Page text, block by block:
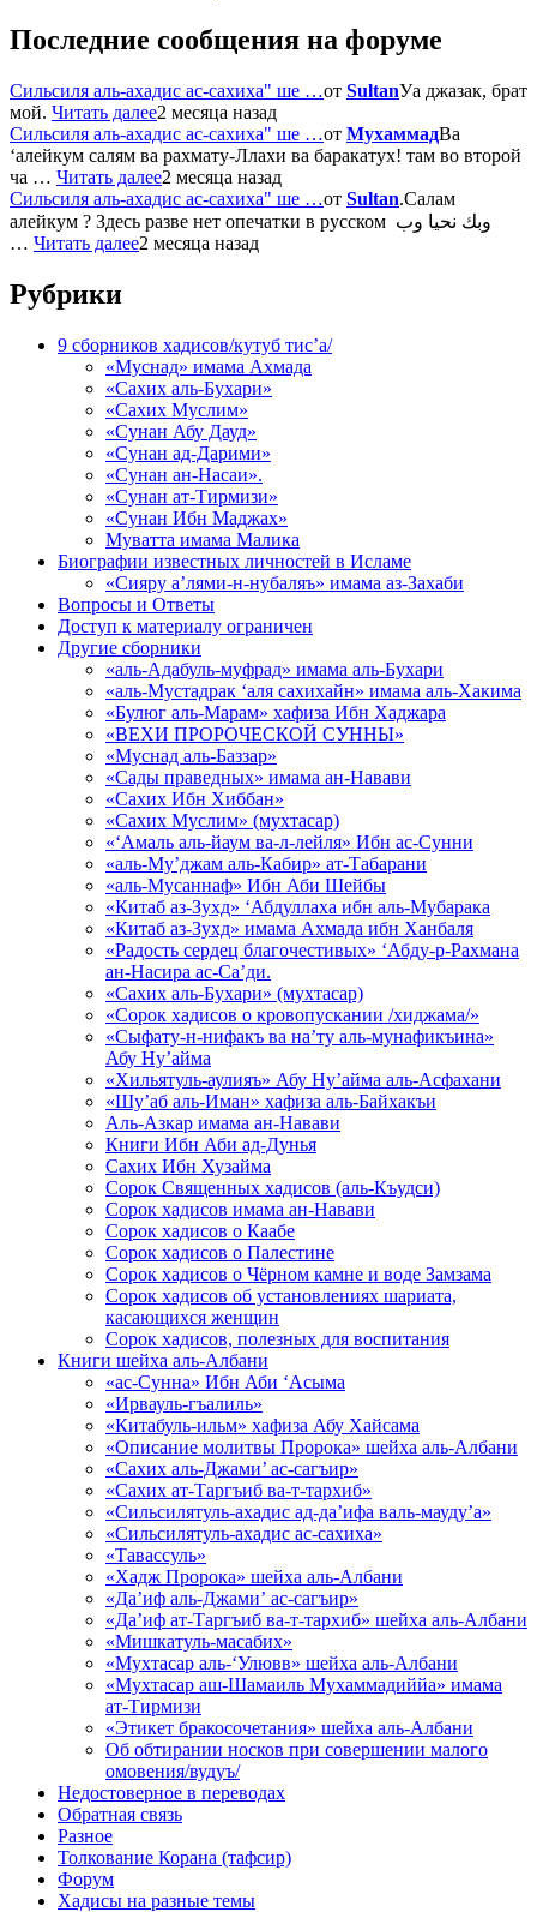
Последние сообщения на форуме
Сильсиля аль-ахадис ас-сахиха" ше …от SultanУа джазак, брат
мой. Читать далее2 месяца назад
Сильсиля аль-ахадис ас-сахиха" ше …от МухаммадВа
‘алейкум салям ва рахмату-Ллахи ва баракатух! там во второй
ча … Читать далее2 месяца назад
Сильсиля аль-ахадис ас-сахиха" ше …от Sultan.Салам
алейкум ? Здесь разве нет опечатки в русском وبك نحيا وب
… Читать далее2 месяца назад
Рубрики
9 сборников хадисов/кутуб тис’а/
«Муснад» имама Ахмада
«Сахих аль-Бухари»
«Сахих Муслим»
«Сунан Абу Дауд»
«Сунан ад-Дарими»
«Сунан ан-Насаи».
«Сунан ат-Тирмизи»
«Сунан Ибн Маджах»
Муватта имама Малика
Биографии известных личностей в Исламе
«Сияру а’лями-н-нубаляъ» имама аз-Захаби
Вопросы и Ответы
Доступ к материалу ограничен
Другие сборники
«аль-Адабуль-муфрад» имама аль-Бухари
«аль-Мустадрак ‘аля сахихайн» имама аль-Хакима
«Булюг аль-Марам» хафиза Ибн Хаджара
«ВЕХИ ПРОРОЧЕСКОЙ СУННЫ»
«Муснад аль-Баззар»
«Сады праведных» имама ан-Навави
«Сахих Ибн Хиббан»
«Сахих Муслим» (мухтасар)
«‘Амаль аль-йаум ва-л-лейля» Ибн ас-Сунни
«аль-Му’джам аль-Кабир» ат-Табарани
«аль-Мусаннаф» Ибн Аби Шейбы
«Китаб аз-Зухд» ‘Абдуллаха ибн аль-Мубарака
«Китаб аз-Зухд» имама Ахмада ибн Ханбаля
«Радость сердец благочестивых» ‘Абду-р-Рахмана
ан-Насира ас-Са’ди.
«Сахих аль-Бухари» (мухтасар)
«Сорок хадисов о кровопускании /хиджама/»
«Сыфату-н-нифакъ ва на’ту аль-мунафикъина»
Абу Ну’айма
«Хильятуль-аулияъ» Абу Ну’айма аль-Асфахани
«Шу’аб аль-Иман» хафиза аль-Байхакъи
Аль-Азкар имама ан-Навави
Книги Ибн Аби ад-Дунья
Сахих Ибн Хузайма
Сорок Священных хадисов (аль-Къудси)
Сорок хадисов имама ан-Навави
Сорок хадисов о Каабе
Сорок хадисов о Палестине
Сорок хадисов о Чёрном камне и воде Замзама
Сорок хадисов об установлениях шариата,
касающихся женщин
Сорок хадисов, полезных для воспитания
Книги шейха аль-Албани
«ас-Сунна» Ибн Аби ‘Асыма
«Ирвауль-гъалиль»
«Китабуль-ильм» хафиза Абу Хайсама
«Описание молитвы Пророка» шейха аль-Албани
«Сахих аль-Джами’ ас-сагъир»
«Сахих ат-Таргъиб ва-т-тархиб»
«Сильсилятуль-ахадис ад-да’ифа валь-мауду’а»
«Сильсилятуль-ахадис ас-сахиха»
«Тавассуль»
«Хадж Пророка» шейха аль-Албани
«Да’иф аль-Джами’ ас-сагъир»
«Да’иф ат-Таргъиб ва-т-тархиб» шейха аль-Албани
«Мишкатуль-масабих»
«Мухтасар аль-‘Улювв» шейха аль-Албани
«Мухтасар аш-Шамаиль Мухаммадиййа» имама
ат-Тирмизи
«Этикет бракосочетания» шейха аль-Албани
Об обтирании носков при совершении малого
омовения/вудуъ/
Недостоверное в переводах
Обратная связь
Разное
Толкование Корана (тафсир)
Форум
Хадисы на разные темы